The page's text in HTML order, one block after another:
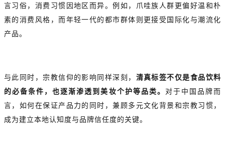
言习俗，消费习惯因地区而异。例如，爪哇族人群更偏好温和朴
素的消费风格，而年轻一代的都市群体则更接受国际化与潮流化
产品。
与此同时，宗教信仰的影响同样深刻， 清真标签不仅是食品饮料
的必备条件，也逐渐渗透到美妆个护等品类。 对于中国品牌而
言，如何在保证产品力的同时，兼顾多元文化背景和宗教习惯，
成为建立本地认知度与品牌信任度的关键。